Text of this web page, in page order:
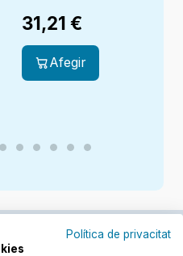
alegres.
Creixent junts
31,21 €
Afegir
Política de privacitat